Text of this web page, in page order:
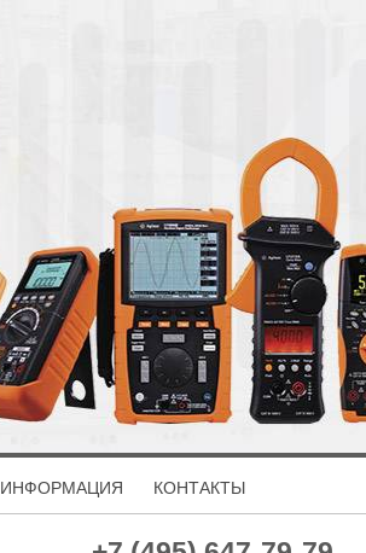
ИНФОРМАЦИЯ КОНТАКТЫ